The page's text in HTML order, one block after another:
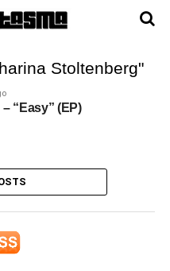
Stoltenberg"
“Easy” (EP)